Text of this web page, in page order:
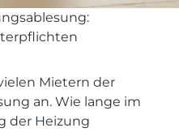
Mietern der
an. Wie lange im
der Heizung